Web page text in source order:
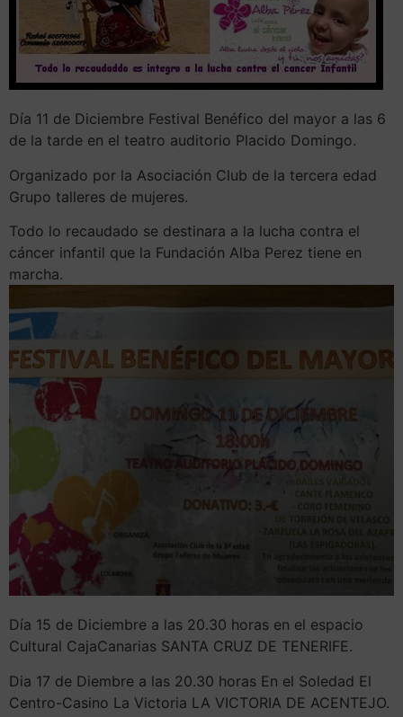
Día 11 de Diciembre Festival Benéfico del mayor a las 6
de la tarde en el teatro auditorio Placido Domingo.
Organizado por la Asociación Club de la tercera edad
Grupo talleres de mujeres.
Todo lo recaudado se destinara a la lucha contra el
cáncer infantil que la Fundación Alba Perez tiene en
marcha.
Día 15 de Diciembre a las 20.30 horas en el espacio
Cultural CajaCanarias SANTA CRUZ DE TENERIFE.
Dia 17 de Diembre a las 20.30 horas En el Soledad El
Centro-Casino La Victoria LA VICTORIA DE ACENTEJO.